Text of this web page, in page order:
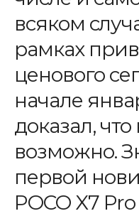
всяком
рамках
ценового
начале
доказал,
возможно.
первой
POCO X7 Pro